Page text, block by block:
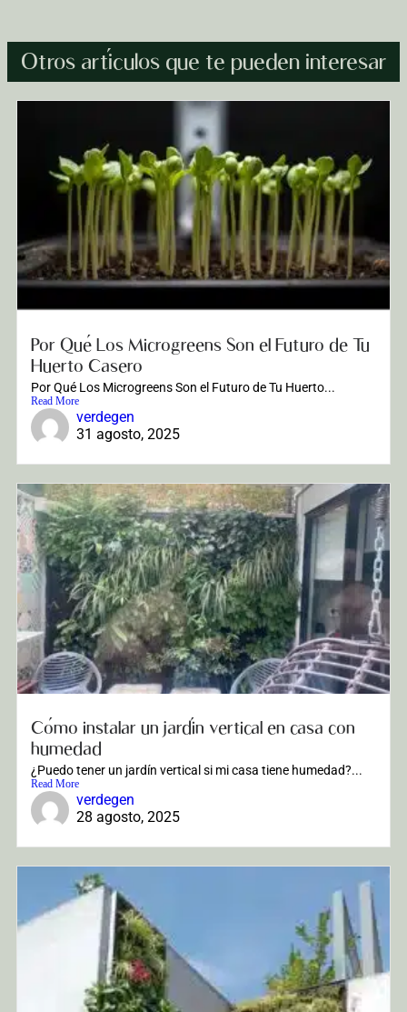
Otros artículos que te pueden interesar
Por Qué Los Microgreens Son el Futuro de Tu
Huerto Casero
Por Qué Los Microgreens Son el Futuro de Tu Huerto...
Read More
verdegen
31 agosto, 2025
Cómo instalar un jardín vertical en casa con
humedad
¿Puedo tener un jardín vertical si mi casa tiene humedad?...
Read More
verdegen
28 agosto, 2025